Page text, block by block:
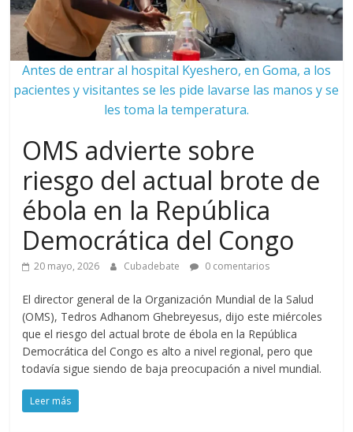
Antes de entrar al hospital Kyeshero, en Goma, a los
pacientes y visitantes se les pide lavarse las manos y se
les toma la temperatura.
OMS advierte sobre
riesgo del actual brote de
ébola en la República
Democrática del Congo
20 mayo, 2026 Cubadebate 0 comentarios
El director general de la Organización Mundial de la Salud
(OMS), Tedros Adhanom Ghebreyesus, dijo este miércoles
que el riesgo del actual brote de ébola en la República
Democrática del Congo es alto a nivel regional, pero que
todavía sigue siendo de baja preocupación a nivel mundial.
Leer más